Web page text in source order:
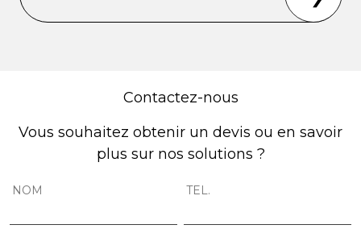
Contactez-nous
Vous souhaitez obtenir un devis ou en savoir
plus sur nos solutions ?